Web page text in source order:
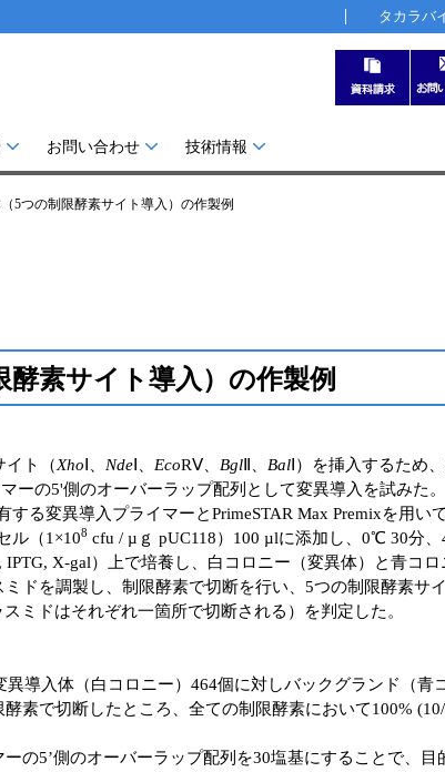
タカラバ
お問い合わせ 技術情報
5つの制限酵素サイト導入）の作製例
素サイト導入）の作製例
イト（Xho Nde EcoRⅤ、 Bgl Bal Ⅰ）を挿入するため
ーの5'側のオーバーラップ配列として変異導入を試みた。
る変異導入プライマーとPrimeSTAR Max Premixを用い
ル（1×108 cfu / µｇ pUC118）100 µlに添加し、0℃ 30分
X-gal）上で培養し、白コロニー（変異体）と青コ
ドを調製し、制限酵素で切断を行い、5つの制限酵素サ
ミドはそれぞれ一箇所で切断される）を判定した。
導入体（白コロニー）464個に対しバックグランド（青
素で切断したところ、全ての制限酵素において100%
の5’側のオーバーラップ配列を30塩基にすることで、